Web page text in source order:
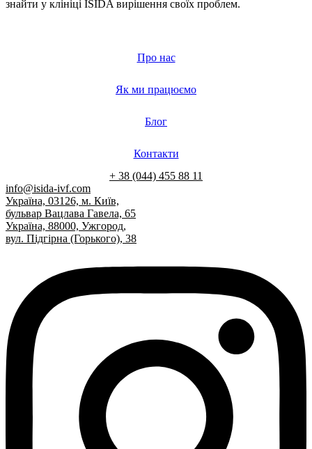
знайти у клініці ISIDA вирішення своїх проблем.
Про нас
Як ми працюємо
Блог
Контакти
+ 38 (044) 455 88 11
info@isida-ivf.com
Україна, 03126, м. Київ,
бульвар Вацлава Гавела, 65
Україна, 88000, Ужгород,
вул. Підгірна (Горького), 38